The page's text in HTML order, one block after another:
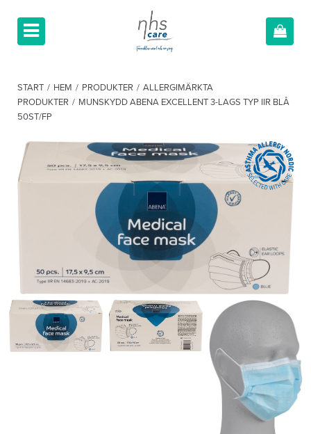
START / HEM / PRODUKTER / ALLERGIMÄRKTA
PRODUKTER / MUNSKYDD ABENA EXCELLENT 3-LAGS TYP IIR BLÅ
50ST/FP